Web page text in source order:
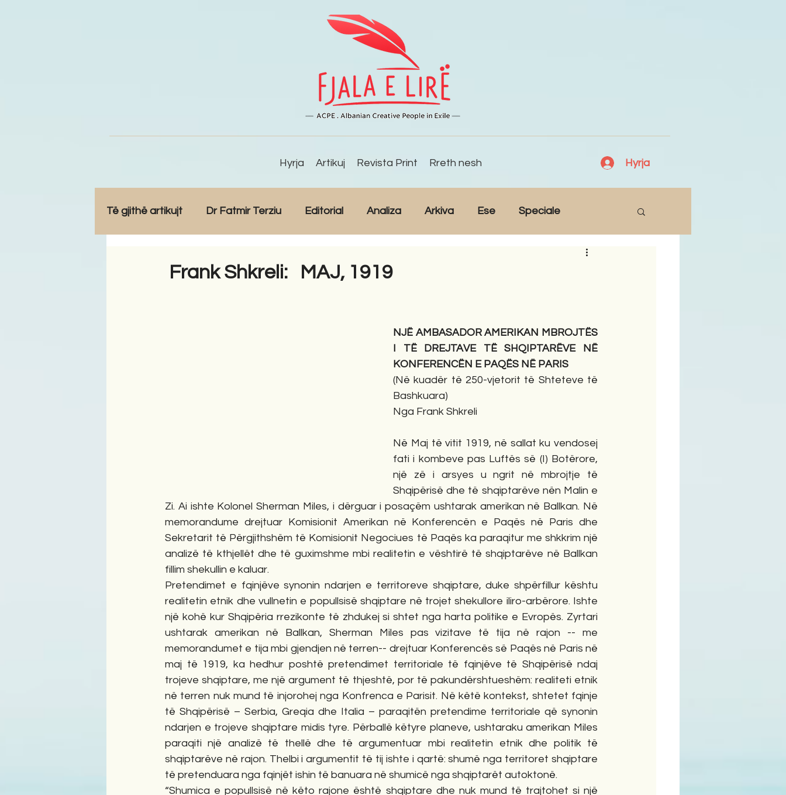
Hyrja Artikuj Revista Print Rreth nesh Hyrja
Të gjithë artikujt Dr Fatmir Terziu Editorial Analiza Arkiva Ese Speciale
Frank Shkreli: MAJ, 1919
NJË AMBASADOR AMERIKAN MBROJTËS
I TË DREJTAVE TË SHQIPTARËVE NË
KONFERENCËN E PAQËS NË PARIS
(Në kuadër të 250-vjetorit të Shteteve të
Bashkuara)
Nga Frank Shkreli
Në Maj të vitit 1919, në sallat ku vendosej
fati i kombeve pas Luftës së (I) Botërore,
një zë i arsyes u ngrit në mbrojtje të
Shqipërisë dhe të shqiptarëve nën Malin e
Zi. Ai ishte Kolonel Sherman Miles, i dërguar i posaçëm ushtarak amerikan në Ballkan. Në
memorandume drejtuar Komisionit Amerikan në Konferencën e Paqës në Paris dhe
Sekretarit të Përgjithshëm të Komisionit Negociues të Paqës ka paraqitur me shkkrim një
analizë të kthjellët dhe të guximshme mbi realitetin e vështirë të shqiptarëve në Ballkan
fillim shekullin e kaluar.
Pretendimet e fqinjëve synonin ndarjen e territoreve shqiptare, duke shpërfillur kështu
realitetin etnik dhe vullnetin e popullsisë shqiptare në trojet shekullore iliro-arbërore. Ishte
një kohë kur Shqipëria rrezikonte të zhdukej si shtet nga harta politike e Evropës. Zyrtari
ushtarak amerikan në Ballkan, Sherman Miles pas vizitave të tija në rajon -- me
memorandumet e tija mbi gjendjen në terren-- drejtuar Konferencës së Paqës në Paris në
maj të 1919, ka hedhur poshtë pretendimet territoriale të fqinjëve të Shqipërisë ndaj
trojeve shqiptare, me një argument të thjeshtë, por të pakundërshtueshëm: realiteti etnik
në terren nuk mund të injorohej nga Konfrenca e Parisit. Në këtë kontekst, shtetet fqinje
të Shqipërisë – Serbia, Greqia dhe Italia – paraqitën pretendime territoriale që synonin
ndarjen e trojeve shqiptare midis tyre. Përballë këtyre planeve, ushtaraku amerikan Miles
paraqiti një analizë të thellë dhe të argumentuar mbi realitetin etnik dhe politik të
shqiptarëve në rajon. Thelbi i argumentit të tij ishte i qartë: shumë nga territoret shqiptare
të pretenduara nga fqinjët ishin të banuara në shumicë nga shqiptarët autoktonë.
“Shumica e popullsisë në këto rajone është shqiptare dhe nuk mund të trajtohet si një